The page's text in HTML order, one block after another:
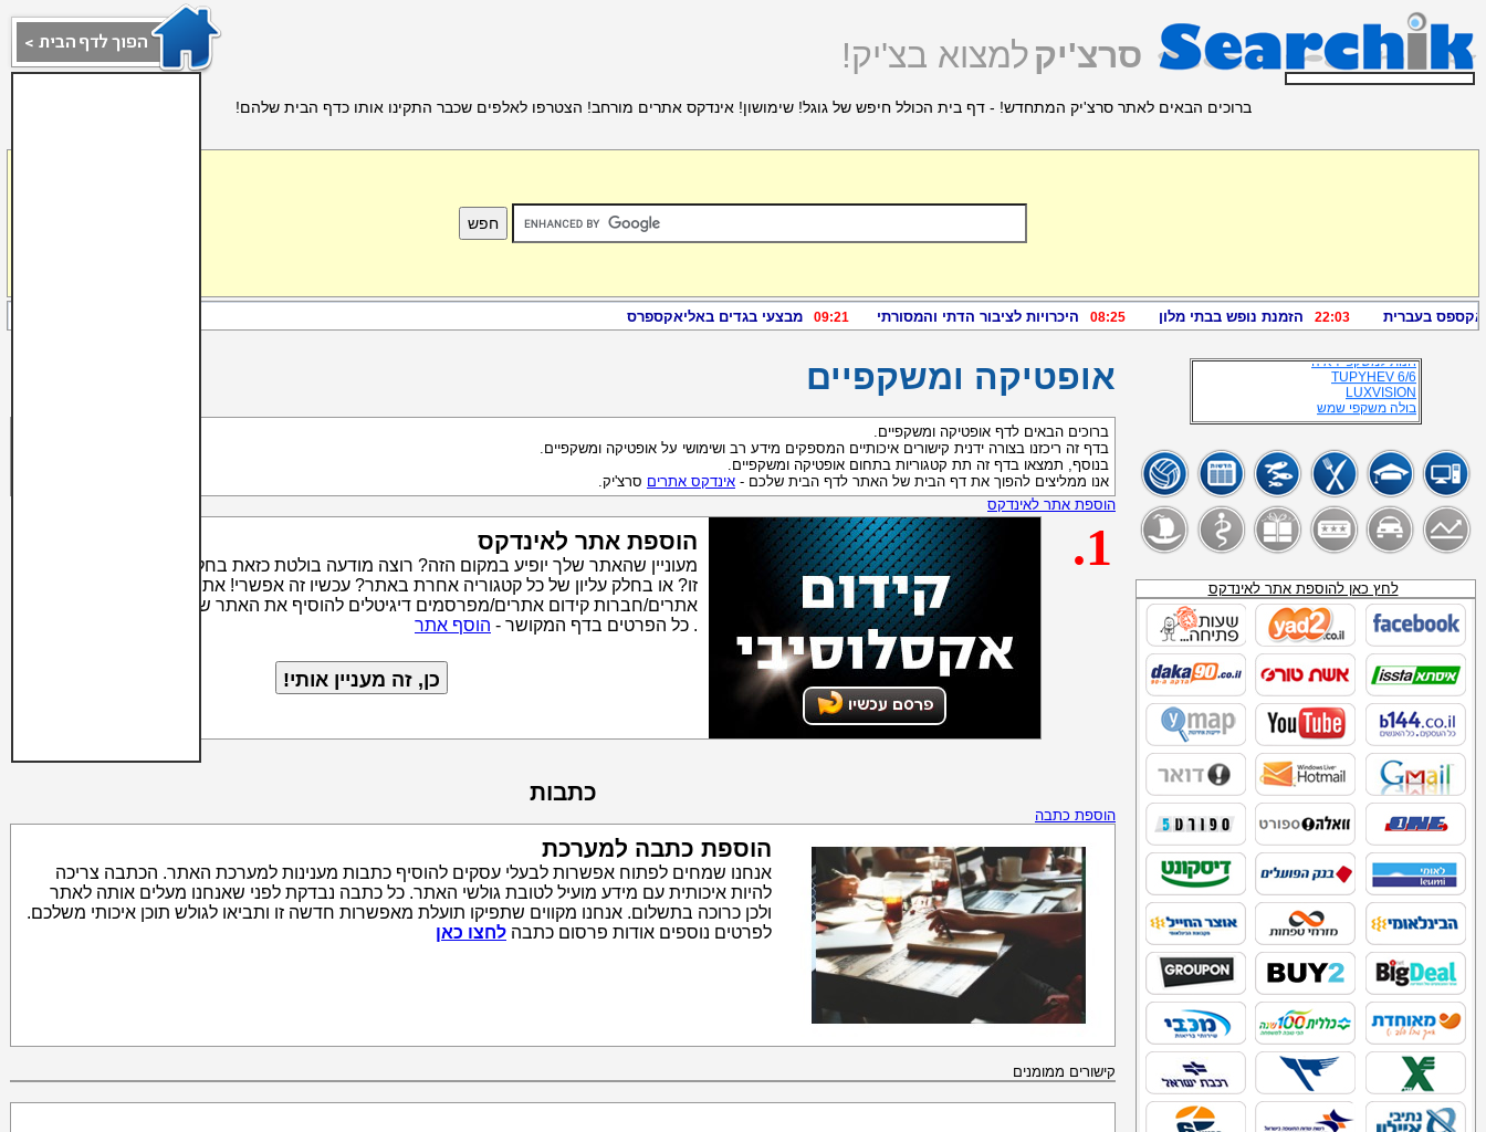
סרצ'יקלמצוא בצ'יק!
ברוכים הבאים לאתר סרצ'יק המתחדש! - דף בית הכולל חיפש של גוגל! שימושון! אינדקס אתרים מורחב! הצטרפו לאלפים שכבר התקינו אותו כדף הבית שלהם!
אופטיקה ומשקפיים
ברוכים הבאים לדף אופטיקה ומשקפיים.
בדף זה ריכזנו בצורה ידנית קישורים איכותיים המספקים מידע רב ושימושי על אופטיקה ומשקפיים.
בנוסף, תמצאו בדף זה תת קטגוריות בתחום אופטיקה ומשקפיים.
אנו ממליצים להפוך את דף הבית של האתר לדף הבית שלכם - אינדקס אתרים סרצ'יק.
הוספת אתר לאינדקס
הוספת אתר לאינדקס
מעוניין שהאתר שלך יופיע במקום הזה? רוצה מודעה בולטת כזאת בחלק העליון של קטגוריה
זו? או בחלק עליון של כל קטגוריה אחרת באתר? עכשיו זה אפשרי! אתר סרצ'יק מאפשר לבעלי
אתרים/חברות קידום אתרים/מפרסמים דיגיטלים להוסיף את האתר שלהם לאינדקס האתרים
. כל הפרטים בדף המקושר - הוסף אתר
.1
כתבות
הוספת כתבה
הוספת כתבה למערכת
אנחנו שמחים לפתוח אפשרות לבעלי עסקים להוסיף כתבות מענינות למערכת האתר. הכתבה צריכה
להיות איכותית עם מידע מועיל לטובת גולשי האתר. כל כתבה נבדקת לפני שאנחנו מעלים אותה לאתר
ולכן כרוכה בתשלום. אנחנו מקווים שתפיקו תועלת מאפשרות חדשה זו ותביאו לגולש תוכן איכותי משלכם.
לפרטים נוספים אודות פרסום כתבה לחצו כאן
קישורים ממומנים
חנות משקפיים
חנויות אופטיקה
משקפי ראייה אופנתיות
בליסימה משקפיים
TUPYHEV 6/6
LUXVISION
בולה משקפי שמש
משקפשים
אופטיקה בליסימה
אופטיקנה
משקפי שמש-ראייה
חנות משקפים
בולה משקפיי שמש
סניפי אופטיקה בישראל
אופטיקה יפה
CLC עדשות מגע
משקפי בולה
משקפיי ראייה
גייכמן דוד
אופטיקה הלפרין משקפי ילדים
מסגרות משקפיים
טלמניע
פז_נפט_להסקה
נע נע
_SITE:WWW.SEARCHIK.CO.IL_נפט__להסקה
מכשיר תידלוק
דור אנרגיה נפט לחימום ביתי
סדש_דלק_להסקה
תחנות דלק של חברת "דלק"
לחץ כאן להוספת אתר לאינדקס